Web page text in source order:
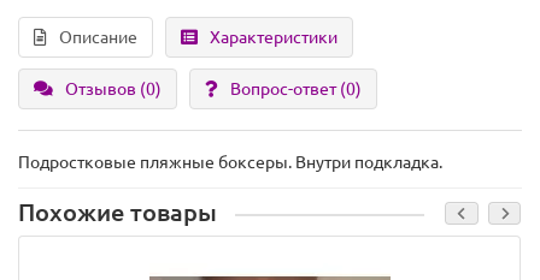
Описание Характеристики
Отзывов (0) Вопрос-ответ(0)
Подростковые пляжные боксеры. Внутри подкладка.
Похожие товары